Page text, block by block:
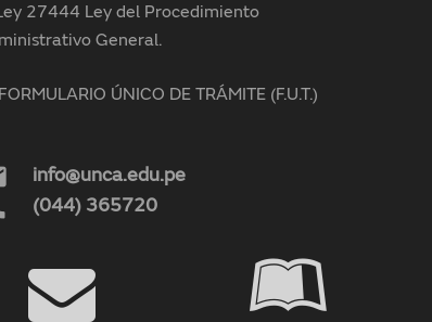
27444 Ley del Procedimiento
General.
FORMULARIO ÚNICO DE TRÁMITE (F.U.T.)
info@unca.edu.pe
(044) 365720